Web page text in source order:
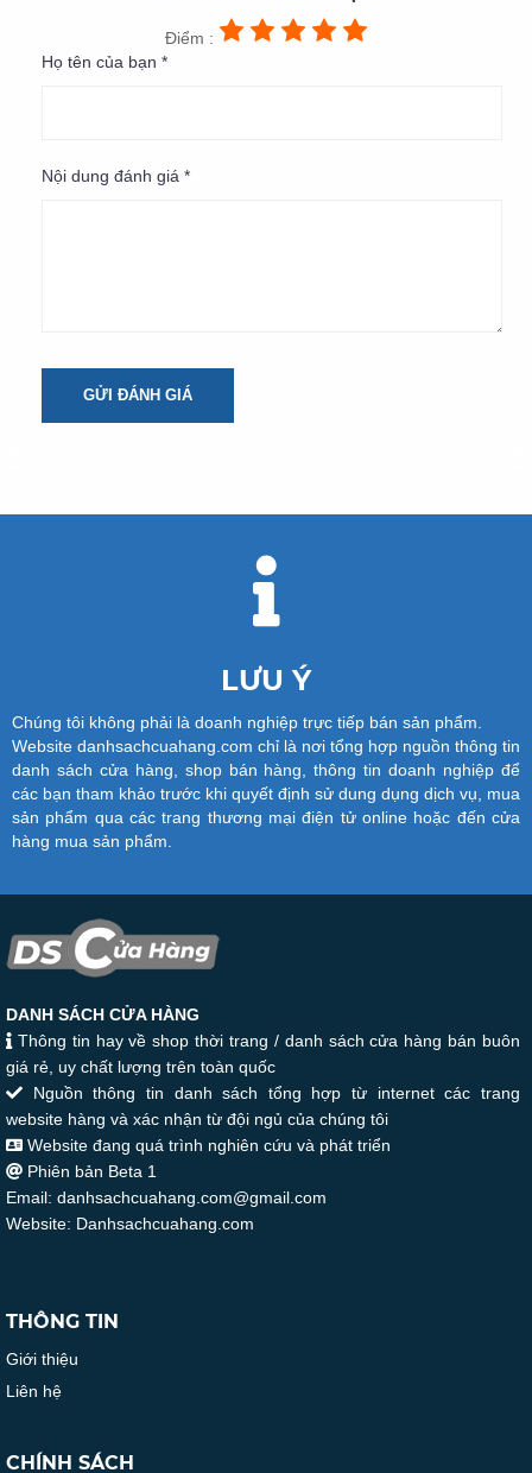
Điểm :
Họ tên của bạn *
Nội dung đánh giá *
GỬI ĐÁNH GIÁ
LƯU Ý
Chúng tôi không phải là doanh nghiệp trực tiếp bán sản phẩm.
Website danhsachcuahang.com chỉ là nơi tổng hợp nguồn thông tin
danh sách cửa hàng, shop bán hàng, thông tin doanh nghiệp để
các bạn tham khảo trước khi quyết định sử dung dụng dịch vụ, mua
sản phẩm qua các trang thương mại điện tử online hoặc đến cửa
hàng mua sản phẩm.
DANH SÁCH CỬA HÀNG
Thông tin hay về shop thời trang / danh sách cửa hàng bán buôn
giá rẻ, uy chất lượng trên toàn quốc
Nguồn thông tin danh sách tổng hợp từ internet các trang
website hàng và xác nhận từ đội ngủ của chúng tôi
Website đang quá trình nghiên cứu và phát triển
Phiên bản Beta 1
Email: danhsachcuahang.com@gmail.com
Website: Danhsachcuahang.com
THÔNG TIN
Giới thiệu
Liên hệ
CHÍNH SÁCH